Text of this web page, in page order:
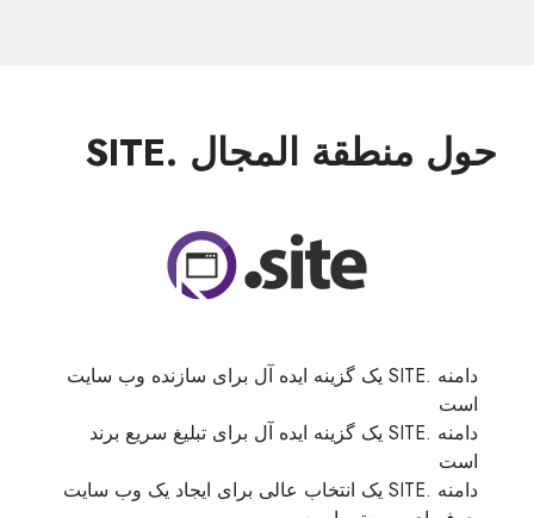
حول منطقة المجال .SITE
دامنه .SITE یک گزینه ایده آل برای سازنده وب سایت
است
دامنه .SITE یک گزینه ایده آل برای تبلیغ سریع برند
است
دامنه .SITE یک انتخاب عالی برای ایجاد یک وب سایت